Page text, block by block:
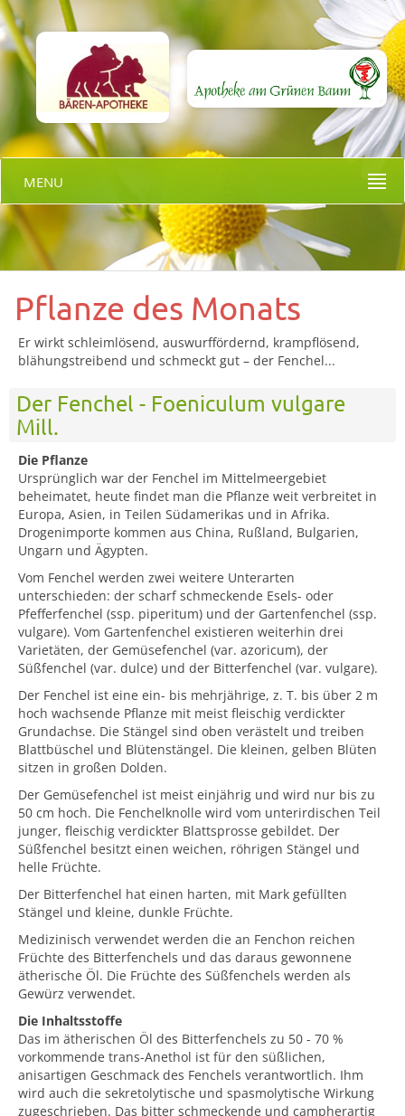
MENU
Pflanze des Monats
Er wirkt schleimlösend, auswurffördernd, krampflösend,
blähungstreibend und schmeckt gut – der Fenchel...
Der Fenchel - Foeniculum vulgare
Mill.
Die Pflanze
Ursprünglich war der Fenchel im Mittelmeergebiet
beheimatet, heute findet man die Pflanze weit verbreitet in
Europa, Asien, in Teilen Südamerikas und in Afrika.
Drogenimporte kommen aus China, Rußland, Bulgarien,
Ungarn und Ägypten.
Vom Fenchel werden zwei weitere Unterarten
unterschieden: der scharf schmeckende Esels- oder
Pfefferfenchel (ssp. piperitum) und der Gartenfenchel (ssp.
vulgare). Vom Gartenfenchel existieren weiterhin drei
Varietäten, der Gemüsefenchel (var. azoricum), der
Süßfenchel (var. dulce) und der Bitterfenchel (var. vulgare).
Der Fenchel ist eine ein- bis mehrjährige, z. T. bis über 2 m
hoch wachsende Pflanze mit meist fleischig verdickter
Grundachse. Die Stängel sind oben verästelt und treiben
Blattbüschel und Blütenstängel. Die kleinen, gelben Blüten
sitzen in großen Dolden.
Der Gemüsefenchel ist meist einjährig und wird nur bis zu
50 cm hoch. Die Fenchelknolle wird vom unterirdischen Teil
junger, fleischig verdickter Blattsprosse gebildet. Der
Süßfenchel besitzt einen weichen, röhrigen Stängel und
helle Früchte.
Der Bitterfenchel hat einen harten, mit Mark gefüllten
Stängel und kleine, dunkle Früchte.
Medizinisch verwendet werden die an Fenchon reichen
Früchte des Bitterfenchels und das daraus gewonnene
ätherische Öl. Die Früchte des Süßfenchels werden als
Gewürz verwendet.
Die Inhaltsstoffe
Das im ätherischen Öl des Bitterfenchels zu 50 - 70 %
vorkommende trans-Anethol ist für den süßlichen,
anisartigen Geschmack des Fenchels verantwortlich. Ihm
wird auch die sekretolytische und spasmolytische Wirkung
zugeschrieben. Das bitter schmeckende und campherartig